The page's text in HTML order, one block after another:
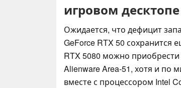
игровом
Ожидается, что дефицит
GeForce RTX 50 сохранится
RTX 5080 можно
Alienware Area-51, хотя и по
вместе с процессором Intel